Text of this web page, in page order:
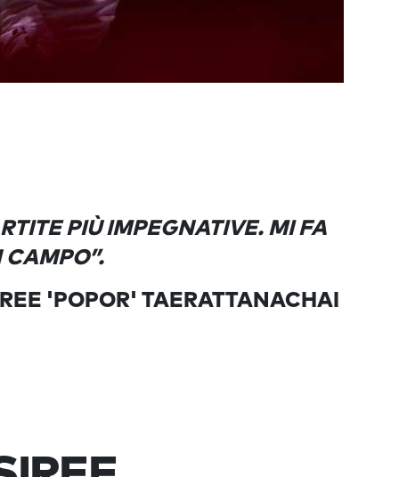
PIÙ IMPEGNATIVE. MI FA
CAMPO”.
'POPOR' TAERATTANACHAI